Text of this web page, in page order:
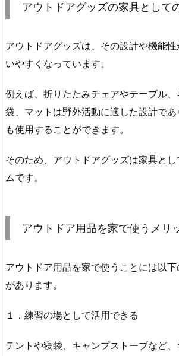
アウトドアグッズの家具として
アウトドアグッズは、その設計や機能
いやすくなっています。
例えば、折りたたみチェアやテーブル
袋、マットは野外活動に適した設計で
も使用することができます。
そのため、アウトドアグッズは家具と
ムです。
アウトドア用品を家で使うメリ
アウトドア用品を家で使うことには以下
があります。
１．練習の場として活用できる
テントや寝袋、キャンプストーブなど